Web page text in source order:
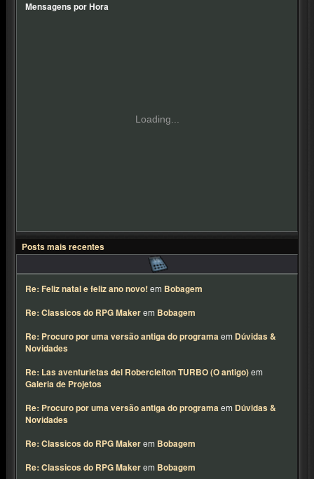
Mensagens por Hora
Loading...
Posts mais recentes
Re: Feliz natal e feliz ano novo! em Bobagem
Re: Classicos do RPG Maker em Bobagem
Re: Procuro por uma versão antiga do programa em Dúvidas &
Novidades
Re: Las aventurietas del Robercleiton TURBO (O antigo) em
Galeria de Projetos
Re: Procuro por uma versão antiga do programa em Dúvidas &
Novidades
Re: Classicos do RPG Maker em Bobagem
Re: Classicos do RPG Maker em Bobagem